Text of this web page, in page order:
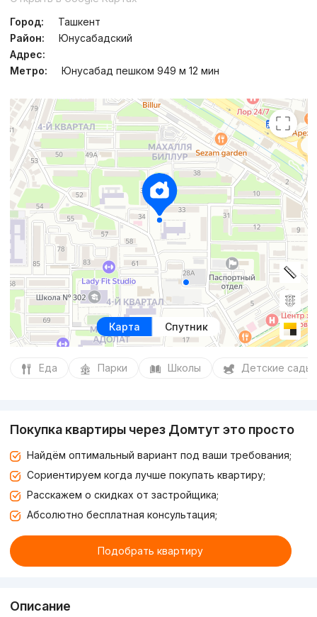
Город:
Ташкент
Район:
Юнусабадский
Адрес:
Метро:
Юнусабад пешком 949 м 12 мин
Карта Спутник
Еда Парки Школы Детские сады
Покупка квартиры через Домтут это просто
Найдём оптимальный вариант под ваши требования;
Сориентируем когда лучше покупать квартиру;
Расскажем о скидках от застройщика;
Абсолютно бесплатная консультация;
Подобрать квартиру
Описание